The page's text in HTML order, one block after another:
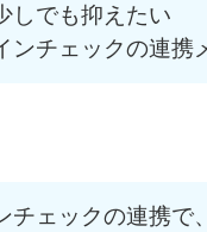
しでも抑えたい
ンチェックの連携
チェックの連携で